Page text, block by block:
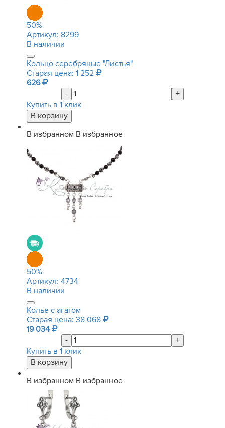
50%
Артикул: 8299
В наличии
Кольцо серебряные "Листья"
Старая цена: 1 252
626
-
+
Купить в 1 клик
В избранном В избранное
50%
Артикул: 4734
В наличии
Колье с агатом
Старая цена: 38 068
19 034
-
+
Купить в 1 клик
В избранном В избранное